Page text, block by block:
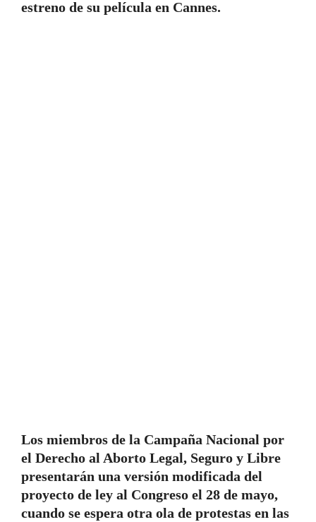
estreno de su película en Cannes.
Los miembros de la Campaña Nacional por
el Derecho al Aborto Legal, Seguro y Libre
presentarán una versión modificada del
proyecto de ley al Congreso el 28 de mayo,
cuando se espera otra ola de protestas en las